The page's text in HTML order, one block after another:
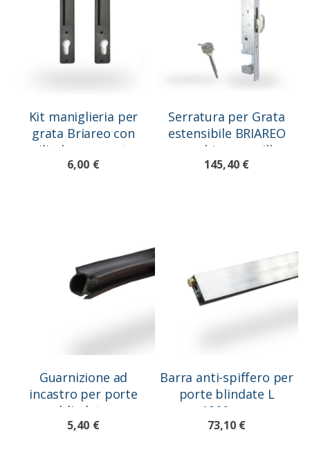
Kit maniglieria per
grata Briareo con
cilindro passante
6,00 €
Serratura per Grata
estensibile BRIAREO
con chiave a spillo
145,40 €
Guarnizione ad
incastro per porte
blindate
5,40 €
Barra anti-spiffero per
porte blindate L
1200mm
73,10 €